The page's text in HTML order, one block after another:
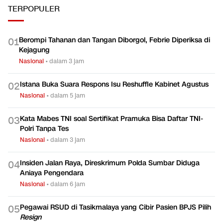
TERPOPULER
01Berompi Tahanan dan Tangan Diborgol, Febrie Diperiksa di
Kejagung
Nasional •dalam 3 jam
02Istana Buka Suara Respons Isu Reshuffle Kabinet Agustus
Nasional •dalam 5 jam
03Kata Mabes TNI soal Sertifikat Pramuka Bisa Daftar TNI-
Polri Tanpa Tes
Nasional •dalam 3 jam
04Insiden Jalan Raya, Direskrimum Polda Sumbar Diduga
Aniaya Pengendara
Nasional •dalam 6 jam
05Pegawai RSUD di Tasikmalaya yang Cibir Pasien BPJS Pilih
Resign